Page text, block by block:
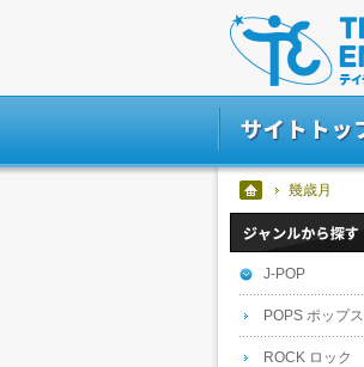
幾歳月
J-POP
POPS ポップス
ROCK ロック